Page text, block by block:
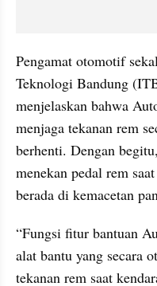
Pengamat otomotif
Teknologi Bandung
menjelaskan bahwa
menjaga tekanan rem
berhenti. Dengan
menekan pedal rem
berada di kemacetan
“Fungsi fitur bantuan
alat bantu yang secara
tekanan rem saat